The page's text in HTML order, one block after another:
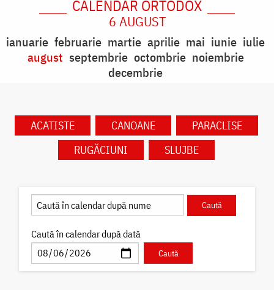
CALENDAR ORTODOX
6 AUGUST
ianuarie februarie martie aprilie mai iunie iulie
august septembrie octombrie noiembrie
decembrie
ACATISTE CANOANE
PARACLISE
RUGĂCIUNI
SLUJBE
Caută în calendar după dată